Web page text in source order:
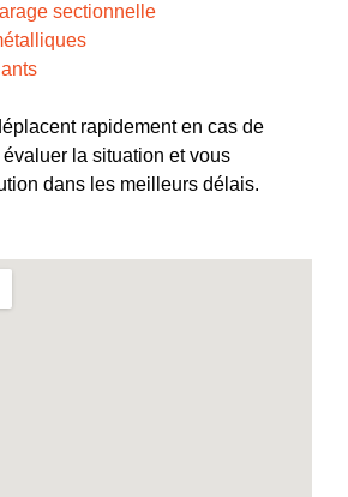
sectionnelle
rapidement en cas de
la situation et vous
dans les meilleurs délais.